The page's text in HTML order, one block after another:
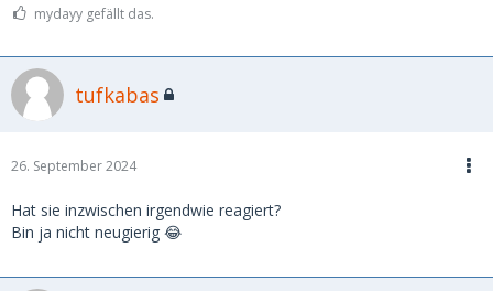
mydayy gefällt das.
tufkabas
26. September 2024
Hat sie inzwischen irgendwie reagiert?
Bin ja nicht neugierig 😂